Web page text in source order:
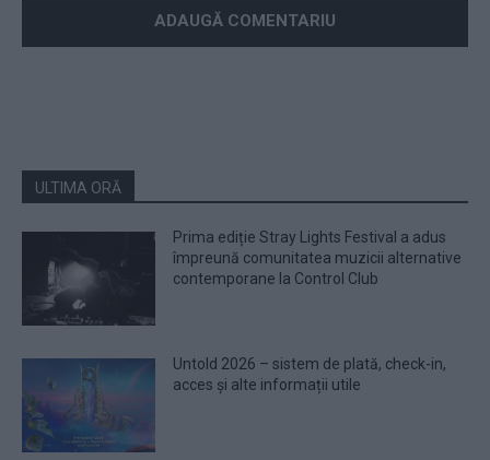
ULTIMA ORĂ
Prima ediție Stray Lights Festival a adus
împreună comunitatea muzicii alternative
contemporane la Control Club
Untold 2026 – sistem de plată, check-in,
acces și alte informații utile